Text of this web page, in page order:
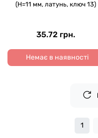
(H=11 мм, латунь, ключ 13)
35.72 грн.
Немає в наявності
1